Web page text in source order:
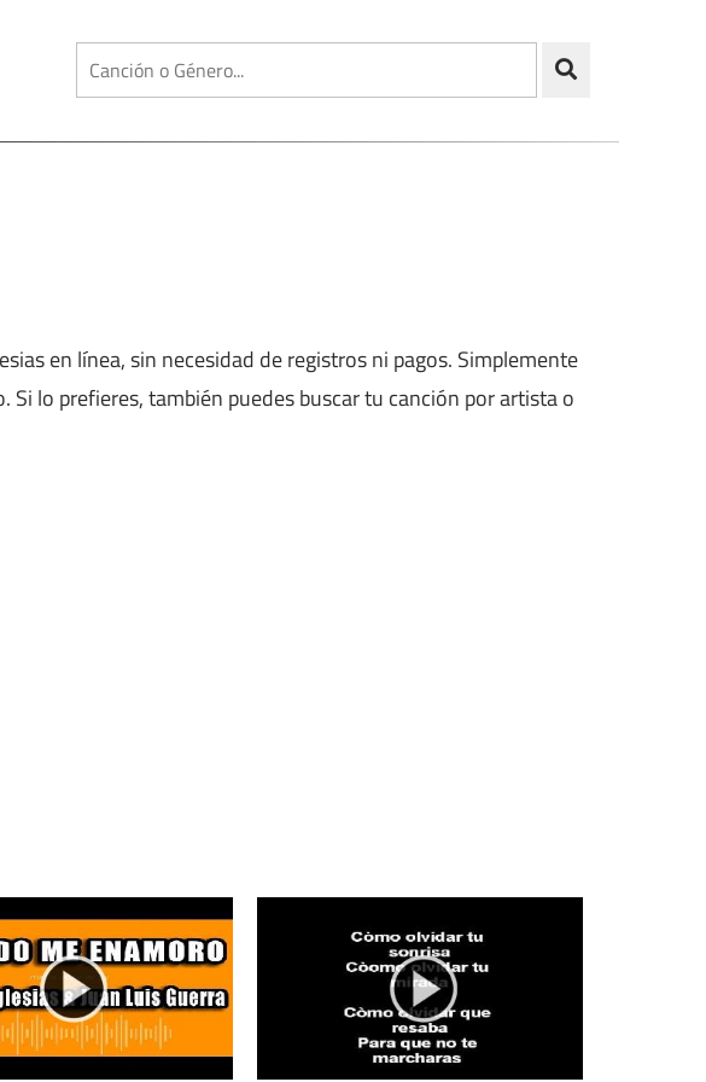
en línea, sin necesidad de registros ni pagos. Simplemente
lo prefieres, también puedes buscar tu canción por artista o